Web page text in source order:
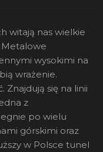
witają nas wielkie
wysokimi na
wrażenie.
Znajdują się na linii
z
po wielu
górskimi oraz
w Polsce tunel